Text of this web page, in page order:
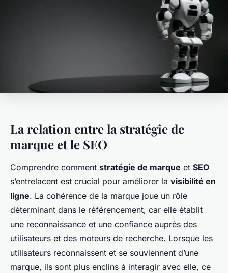
La relation entre la stratégie de
marque et le SEO
Comprendre comment stratégie de marque et SEO
s’entrelacent est crucial pour améliorer la visibilité en
ligne. La cohérence de la marque joue un rôle
déterminant dans le référencement, car elle établit
une reconnaissance et une confiance auprès des
utilisateurs et des moteurs de recherche. Lorsque les
utilisateurs reconnaissent et se souviennent d’une
marque, ils sont plus enclins à interagir avec elle, ce